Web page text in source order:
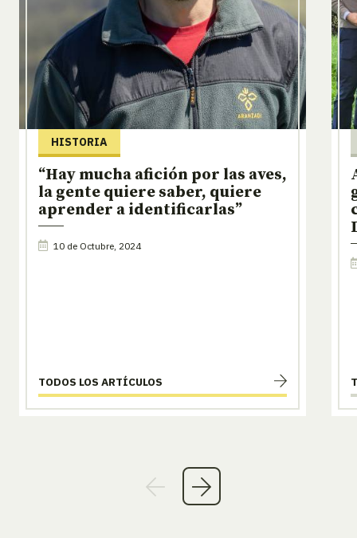
HISTORIA
“Hay mucha afición por las aves,
la gente quiere saber, quiere
aprender a identificarlas”
10 de Octubre, 2024
TODOS LOS ARTÍCULOS